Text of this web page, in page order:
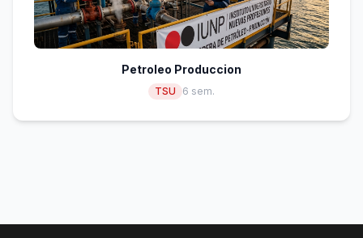
Petroleo Produccion
TSU 6 sem.